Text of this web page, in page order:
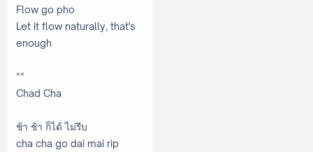
Flow go pho
Let it flow naturally, that's
enough
**
Chad Cha
ช้า ช้า ก็ได้ ไม่รีบ
cha cha go dai mai rip